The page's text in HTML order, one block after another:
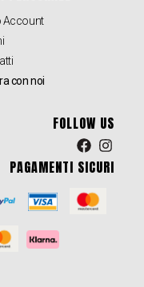
Account
con noi
FOLLOW US
PAGAMENTI SICURI